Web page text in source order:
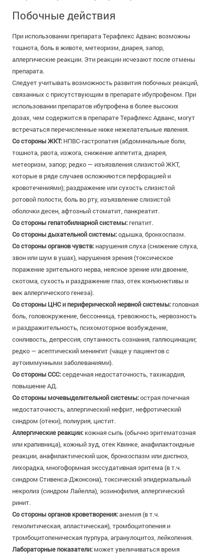
Побочные действия
При использовании препарата Терафлекс Адванс возможны
тошнота, боль в животе, метеоризм, диарея, запор,
аллергические реакции. Эти реакции исчезают после отмены
препарата.
Следует учитывать возможность развития побочных реакций,
связанных с присутствующим в препарате ибупрофеном. При
использовании препаратов ибупрофена в более высоких
дозах, чем содержится в препарате Терафлекс Адванс, могут
встречаться перечисленные ниже нежелательные явления.
Со стороны ЖКТ: НПВС-гастропатия (абдоминальные боли,
тошнота, рвота, изжога, снижение аппетита, диарея,
метеоризм, запор; редко — изъязвления слизистой ЖКТ,
которые в ряде случаев осложняются перфорацией и
кровотечениями); раздражение или сухость слизистой
ротовой полости, боль во рту, изъязвление слизистой
оболочки десен, афтозный стоматит, панкреатит.
Со стороны гепатобилиарной системы: гепатит.
Со стороны дыхательной системы:одышка, бронхоспазм.
Со стороны органов чувств: нарушения слуха (снижение слуха,
звон или шум в ушах), нарушения зрения (токсическое
поражение зрительного нерва, неясное зрение или двоение,
скотома, сухость и раздражение глаз, отек конъюнктивы и
век аллергического генеза).
Со стороны ЦНС и периферической нервной системы: головная
боль, головокружение, бессонница, тревожность, нервозность
и раздражительность, психомоторное возбуждение,
сонливость, депрессия, спутанность сознания, галлюцинации;
редко — асептический менингит (чаще у пациентов с
аутоиммунными заболеваниями).
Со стороны ССС:сердечная недостаточность, тахикардия,
повышение АД.
Со стороны мочевыделительной системы:острая почечная
недостаточность, аллергический нефрит, нефротический
синдром (отеки), полиурия, цистит.
Аллергические реакции: кожная сыпь (обычно эритематозная
или крапивница), кожный зуд, отек Квинке, анафилактоидные
реакции, анафилактический шок, бронхоспазм или диспноэ,
лихорадка, многоформная экссудативная эритема (в т.ч.
синдром Стивенса-Джонсона), токсический эпидермальный
некролиз (синдром Лайелла), эозинофилия, аллергический
ринит.
Со стороны органов кроветворения:анемия (в т.ч.
гемолитическая, апластическая), тромбоцитопения и
тромбоцитопеническая пурпура, агранулоцитоз, лейкопения.
Лабораторные показатели: может увеличиваться время